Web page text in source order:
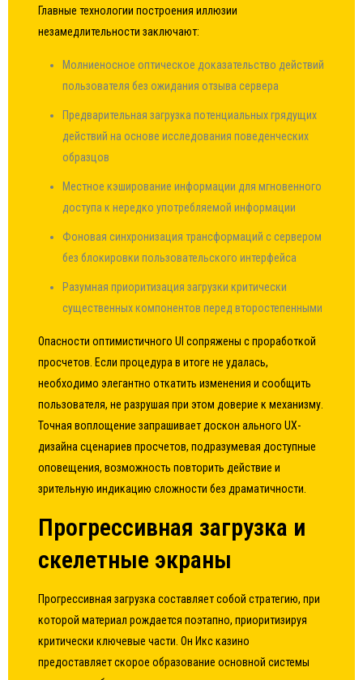
Главные технологии построения иллюзии
незамедлительности заключают:
Молниеносное оптическое доказательство действий
пользователя без ожидания отзыва сервера
Предварительная загрузка потенциальных грядущих
действий на основе исследования поведенческих
образцов
Местное кэширование информации для мгновенного
доступа к нередко употребляемой информации
Фоновая синхронизация трансформаций с сервером
без блокировки пользовательского интерфейса
Разумная приоритизация загрузки критически
существенных компонентов перед второстепенными
Опасности оптимистичного UI сопряжены с проработкой
просчетов. Если процедура в итоге не удалась,
необходимо элегантно откатить изменения и сообщить
пользователя, не разрушая при этом доверие к механизму.
Точная воплощение запрашивает доскон ального UX-
дизайна сценариев просчетов, подразумевая доступные
оповещения, возможность повторить действие и
зрительную индикацию сложности без драматичности.
Прогрессивная загрузка и
скелетные экраны
Прогрессивная загрузка составляет собой стратегию, при
которой материал рождается поэтапно, приоритизируя
критически ключевые части. Он Икс казино
предоставляет скорое образование основной системы